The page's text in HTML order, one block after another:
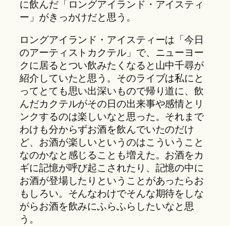
に飲んだ「ロングアイランド・アイスティ
ー」がきっかけだと思う。
ロングアイランド・アイスティーは「今日
のアーティストカクテル」で、ニューヨー
クに居るとつい飲みたくなると山中千尋が
紹介していたと思う。そのライブは私にと
ってとても思い出深いもので帰り道に、飲
んだカクテルがその日の出来事や感情とリ
ンクするのは楽しいなと思った。それまで
わけも分からずお酒を飲んでいたのだけ
ど、お酒が楽しいというのはこういうこと
なのかなと感じることも増えた。お酒をカ
ギに記憶が呼び起こされたり、記憶の中に
お酒が登場したりということがあったらお
もしろい。そんなわけでそんな期待をしな
がらお酒を飲みにふらふらしたいなと思
う。